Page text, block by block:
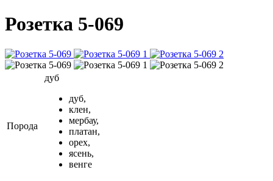
Розетка 5-069
Порода
дуб
дуб,
клен,
мербау,
платан,
орех,
ясень,
венге